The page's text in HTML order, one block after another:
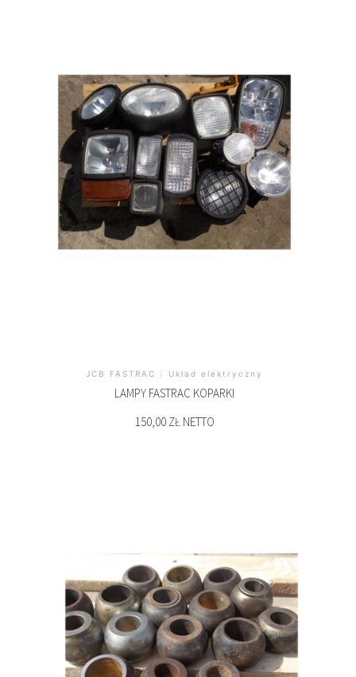
JCB FASTRAC / Układ elektryczny
LAMPY FASTRAC KOPARKI
150,00 ZŁ NETTO